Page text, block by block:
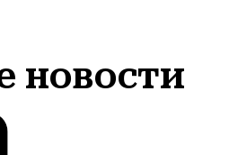
новости